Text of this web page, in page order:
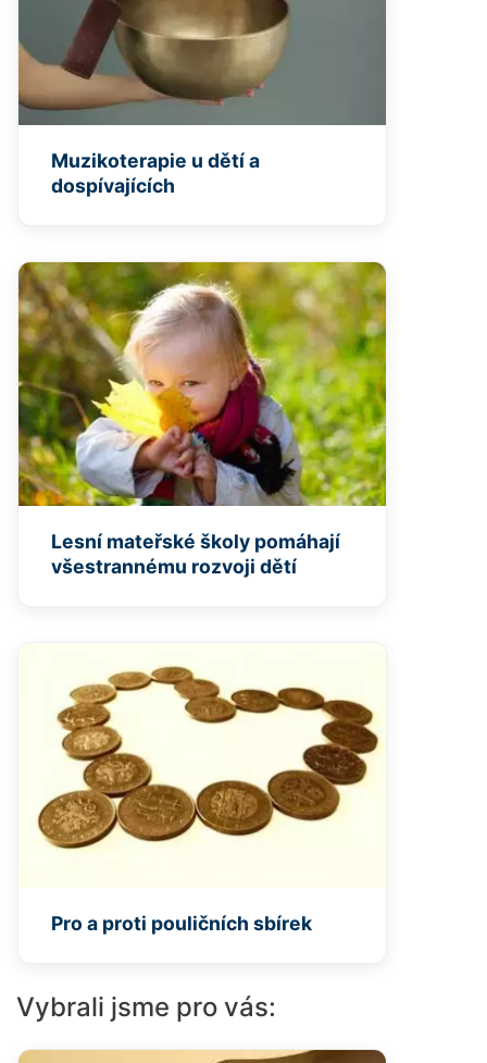
Muzikoterapie u dětí a
dospívajících
Lesní mateřské školy pomáhají
všestrannému rozvoji dětí
Pro a proti pouličních sbírek
Vybrali jsme pro vás: